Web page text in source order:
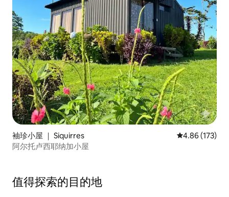
袖珍小屋 ｜ Siquirres 平均评分 4.86
4.86 (173)
阿尔托卢西耶纳加小屋
值得探索的目的地